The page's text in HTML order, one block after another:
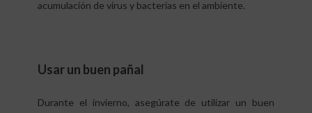
acumulación de virus y bacterias en el ambiente.
Usar un buen pañal
Durante el invierno, asegúrate de utilizar un buen